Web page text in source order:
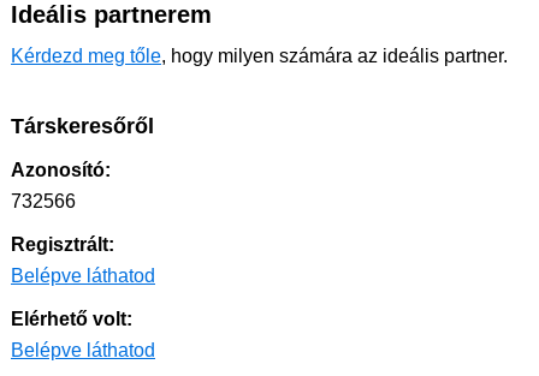
Ideális partnerem
Kérdezd meg tőle, hogy milyen számára az ideális partner.
Társkeresőről
Azonosító:
732566
Regisztrált:
Belépve láthatod
Elérhető volt:
Belépve láthatod